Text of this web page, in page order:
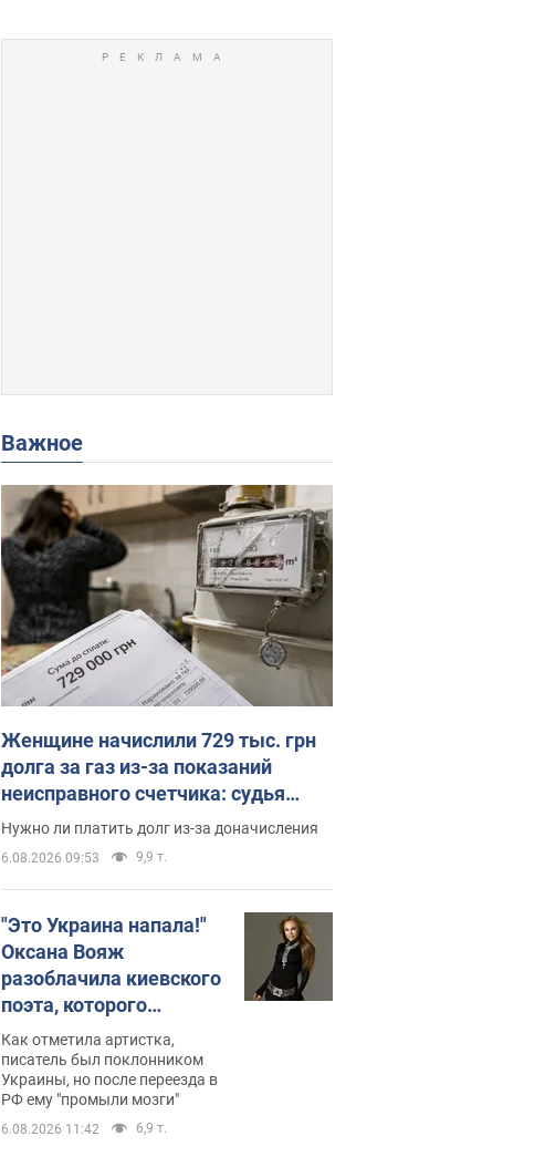
Важное
Женщине начислили 729 тыс. грн
долга за газ из-за показаний
неисправного счетчика: судья
вынес неожиданное решение
Нужно ли платить долг из-за доначисления
6.08.2026 09:53 9,9 т.
"Это Украина напала!"
Оксана Вояж
разоблачила киевского
поэта, которого
"зазомбировали": он
даже русского не знал,
а теперь хочет
геноцида украинцев
Как отметила артистка,
писатель был поклонником
Украины, но после переезда в
РФ ему "промыли мозги"
6.08.2026 11:42 6,9 т.